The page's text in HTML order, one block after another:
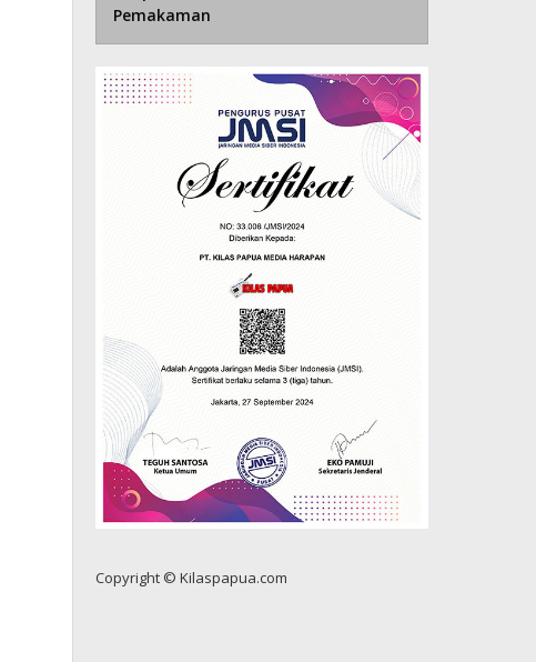
Pemakaman
Copyright © Kilaspapua.com